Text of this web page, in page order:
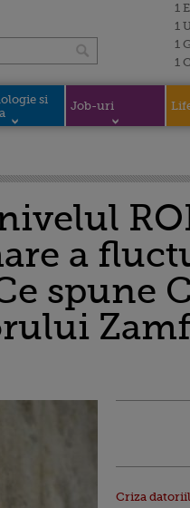
1
1
1
1
si
Job-uri
a
spune
Criza